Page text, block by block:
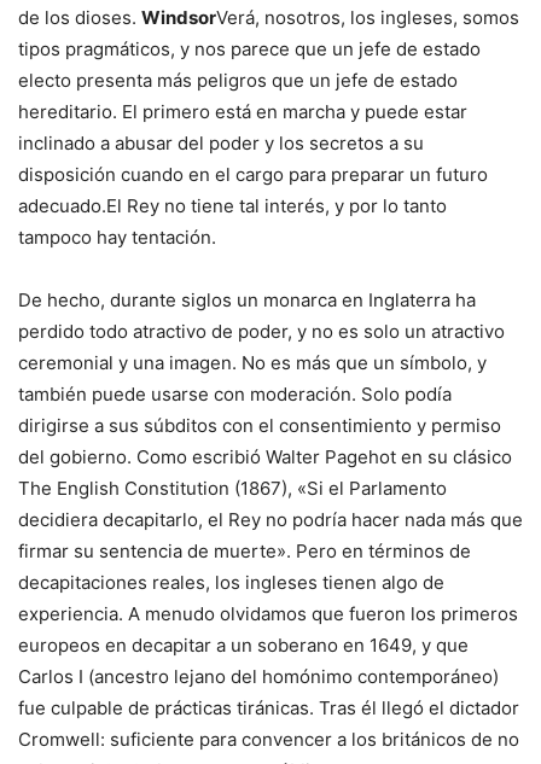
de los dioses. WindsorVerá, nosotros, los ingleses, somos
tipos pragmáticos, y nos parece que un jefe de estado
electo presenta más peligros que un jefe de estado
hereditario. El primero está en marcha y puede estar
inclinado a abusar del poder y los secretos a su
disposición cuando en el cargo para preparar un futuro
adecuado.El Rey no tiene tal interés, y por lo tanto
tampoco hay tentación.
De hecho, durante siglos un monarca en Inglaterra ha
perdido todo atractivo de poder, y no es solo un atractivo
ceremonial y una imagen. No es más que un símbolo, y
también puede usarse con moderación. Solo podía
dirigirse a sus súbditos con el consentimiento y permiso
del gobierno. Como escribió Walter Pagehot en su clásico
The English Constitution (1867), «Si el Parlamento
decidiera decapitarlo, el Rey no podría hacer nada más que
firmar su sentencia de muerte». Pero en términos de
decapitaciones reales, los ingleses tienen algo de
experiencia. A menudo olvidamos que fueron los primeros
europeos en decapitar a un soberano en 1649, y que
Carlos I (ancestro lejano del homónimo contemporáneo)
fue culpable de prácticas tiránicas. Tras él llegó el dictador
Cromwell: suficiente para convencer a los británicos de no